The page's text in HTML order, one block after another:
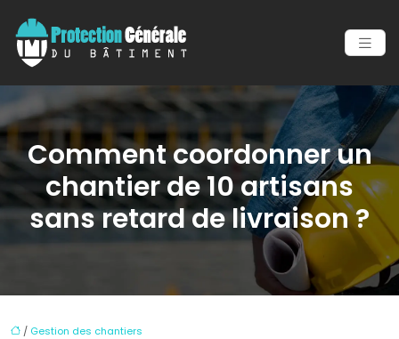
Comment coordonner un
chantier de 10 artisans
sans retard de livraison ?
/ Gestion des chantiers